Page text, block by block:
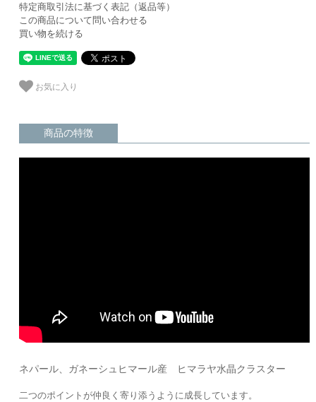
特定商取引法に基づく表記（返品等）
この商品について問い合わせる
買い物を続ける
お気に入り
商品の特徴
ネパール、ガネーシュヒマール産 ヒマラヤ水晶クラスター
二つのポイントが仲良く寄り添うように成長しています。